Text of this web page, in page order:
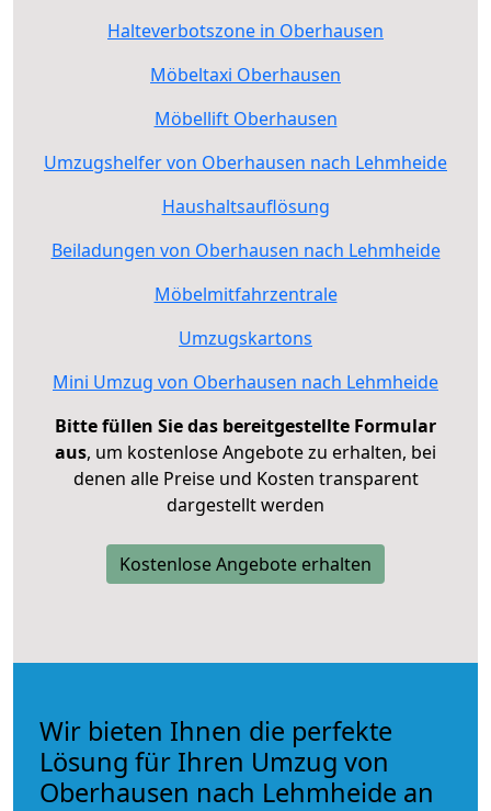
Halteverbotszone in Oberhausen
Möbeltaxi Oberhausen
Möbellift Oberhausen
Umzugshelfer von Oberhausen nach Lehmheide
Haushaltsauflösung
Beiladungen von Oberhausen nach Lehmheide
Möbelmitfahrzentrale
Umzugskartons
Mini Umzug von Oberhausen nach Lehmheide
Bitte füllen Sie das bereitgestellte Formular
aus, um kostenlose Angebote zu erhalten, bei
denen alle Preise und Kosten transparent
dargestellt werden
Kostenlose Angebote erhalten
Wir bieten Ihnen die perfekte
Lösung für Ihren Umzug von
Oberhausen nach Lehmheide an